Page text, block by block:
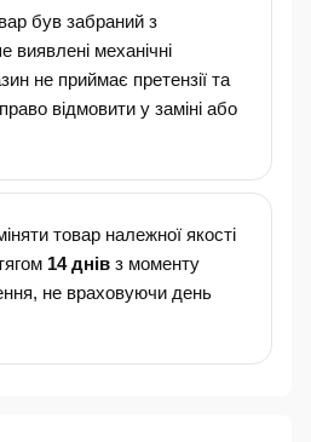
був забраний з
виявлені механічні
не приймає претензії та
відмовити у заміні або
товар належної якості
14 днів з моменту
не враховуючи день